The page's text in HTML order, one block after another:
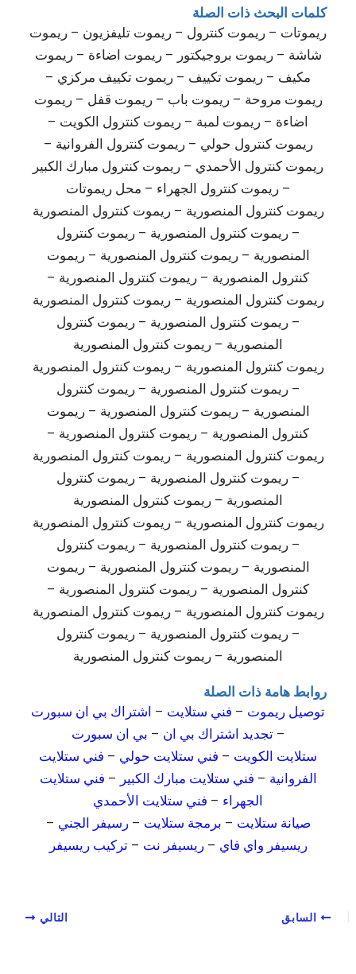
كلمات البحث ذات الصلة
ريموتات – ريموت كنترول – ريموت تليفزيون – ريموت
شاشة – ريموت بروجيكتور – ريموت اضاءة – ريموت
مكيف – ريموت تكييف – ريموت تكييف مركزي –
ريموت مروحة – ريموت باب – ريموت قفل – ريموت
اضاءة – ريموت لمبة – ريموت كنترول الكويت –
ريموت كنترول حولي – ريموت كنترول الفروانية –
ريموت كنترول الأحمدي – ريموت كنترول مبارك الكبير
– ريموت كنترول الجهراء – محل ريموتات
ريموت كنترول المنصورية – ريموت كنترول المنصورية
– ريموت كنترول المنصورية – ريموت كنترول
المنصورية – ريموت كنترول المنصورية – ريموت
كنترول المنصورية – ريموت كنترول المنصورية –
ريموت كنترول المنصورية – ريموت كنترول المنصورية
– ريموت كنترول المنصورية – ريموت كنترول
المنصورية – ريموت كنترول المنصورية
ريموت كنترول المنصورية – ريموت كنترول المنصورية
– ريموت كنترول المنصورية – ريموت كنترول
المنصورية – ريموت كنترول المنصورية – ريموت
كنترول المنصورية – ريموت كنترول المنصورية –
ريموت كنترول المنصورية – ريموت كنترول المنصورية
– ريموت كنترول المنصورية – ريموت كنترول
المنصورية – ريموت كنترول المنصورية
ريموت كنترول المنصورية – ريموت كنترول المنصورية
– ريموت كنترول المنصورية – ريموت كنترول
المنصورية – ريموت كنترول المنصورية – ريموت
كنترول المنصورية – ريموت كنترول المنصورية –
ريموت كنترول المنصورية – ريموت كنترول المنصورية
– ريموت كنترول المنصورية – ريموت كنترول
المنصورية – ريموت كنترول المنصورية
روابط هامة ذات الصلة
توصيل ريموت – فني ستلايت – اشتراك بي ان سبورت
–تجديد اشتراك بي ان – بي ان سبورت
ستلايت الكويت – فني ستلايت حولي – فني ستلايت
الفروانية – فني ستلايت مبارك الكبير – فني ستلايت
الجهراء – فني ستلايت الأحمدي
صيانة ستلايت – برمجة ستلايت –رسيفر الجني –
ريسيفر واي فاي –ريسيفر نت –تركيب ريسيفر
السابق التالي